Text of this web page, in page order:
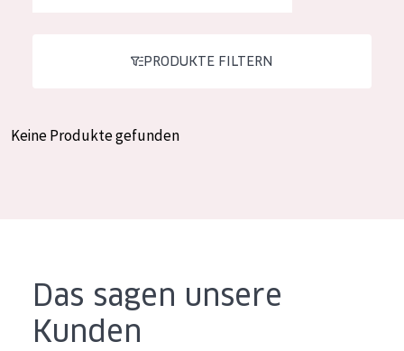
Serum
Reinigung
PRODUKTE FILTERN
Keine Produkte gefunden
Das sagen unsere
Kunden